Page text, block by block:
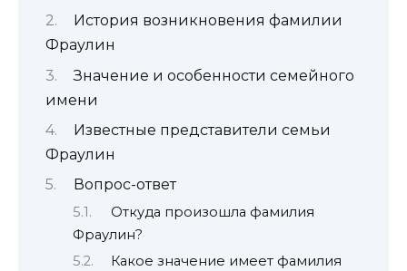
История возникновения фамилии
Фраулин
Значение и особенности семейного
имени
Известные представители семьи
Фраулин
Вопрос-ответ
Откуда произошла фамилия
Фраулин?
Какое значение имеет фамилия